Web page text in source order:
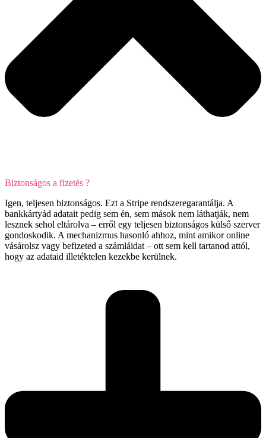
Biztonságos a fizetés ?
Igen, teljesen biztonságos. Ezt a Stripe rendszeregarantálja. A
bankkártyád adatait pedig sem én, sem mások nem láthatják, nem
lesznek sehol eltárolva – erről egy teljesen biztonságos külső szerver
gondoskodik. A mechanizmus hasonló ahhoz, mint amikor online
vásárolsz vagy befizeted a számláidat – ott sem kell tartanod attól,
hogy az adataid illetéktelen kezekbe kerülnek.